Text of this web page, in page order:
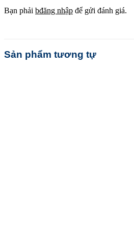
Bạn phải bđăng nhập để gửi đánh giá.
Sản phẩm tương tự